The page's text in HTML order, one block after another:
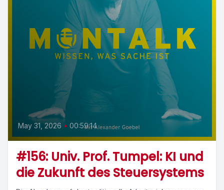
May 31, 2026 • 00:59:14
#156: Univ. Prof. Tumpel: KI und
die Zukunft des Steuersystems